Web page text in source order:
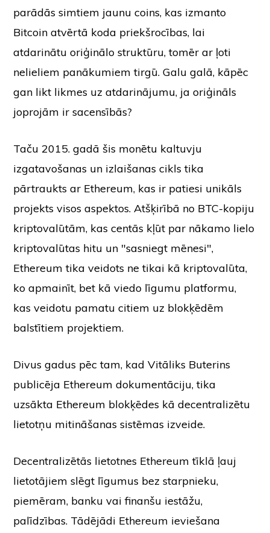
parādās simtiem jaunu coins, kas izmanto
Bitcoin atvērtā koda priekšrocības, lai
atdarinātu oriģinālo struktūru, tomēr ar ļoti
nelieliem panākumiem tirgū. Galu galā, kāpēc
gan likt likmes uz atdarinājumu, ja oriģināls
joprojām ir sacensībās?
Taču 2015. gadā šis monētu kaltuvju
izgatavošanas un izlaišanas cikls tika
pārtraukts ar Ethereum, kas ir patiesi unikāls
projekts visos aspektos. Atšķirībā no BTC-kopiju
kriptovalūtām, kas centās kļūt par nākamo lielo
kriptovalūtas hitu un "sasniegt mēnesi",
Ethereum tika veidots ne tikai kā kriptovalūta,
ko apmainīt, bet kā viedo līgumu platformu,
kas veidotu pamatu citiem uz blokķēdēm
balstītiem projektiem.
Divus gadus pēc tam, kad Vitāliks Buterins
publicēja Ethereum dokumentāciju, tika
uzsākta Ethereum blokķēdes kā decentralizētu
lietotņu mitināšanas sistēmas izveide.
Decentralizētās lietotnes Ethereum tīklā ļauj
lietotājiem slēgt līgumus bez starpnieku,
piemēram, banku vai finanšu iestāžu,
palīdzības. Tādējādi Ethereum ieviešana